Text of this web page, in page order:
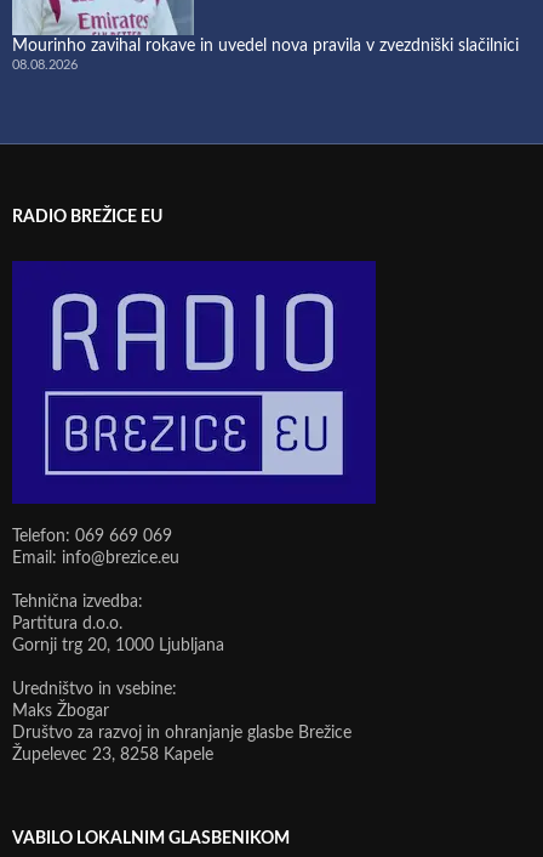
Mourinho zavihal rokave in uvedel nova pravila v zvezdniški slačilnici
08.08.2026
RADIO BREŽICE EU
Telefon: 069 669 069
Email: info@brezice.eu
Tehnična izvedba:
Partitura d.o.o.
Gornji trg 20, 1000 Ljubljana
Uredništvo in vsebine:
Maks Žbogar
Društvo za razvoj in ohranjanje glasbe Brežice
Župelevec 23, 8258 Kapele
VABILO LOKALNIM GLASBENIKOM